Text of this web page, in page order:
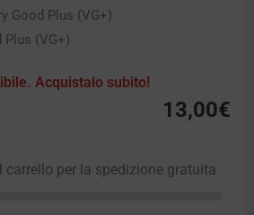
Good Plus (VG+)
Plus (VG+)
Acquistalo subito!
13,00€
carrello per la spedizione gratuita